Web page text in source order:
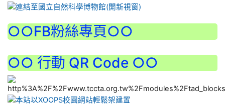
○○FB粉絲專頁○○
○○ 行動 QR Code ○○